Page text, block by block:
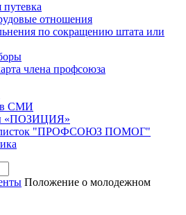
отношения
по сокращению штата или
члена профсоюза
в СМИ
«ПОЗИЦИЯ»
"ПРОФСОЮЗ ПОМОГ"
Положение о молодежном